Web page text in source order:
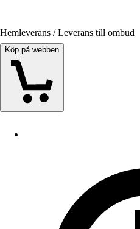
Hemleverans / Leverans till ombud
Köp på webben